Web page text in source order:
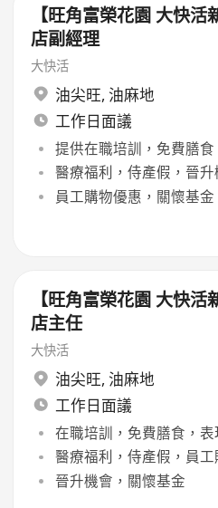
【旺角富榮花園 大快活
店副經理
大快活
油尖旺, 油麻地
工作日面議
提供在職培訓，免費膳
醫療福利，侍產假，晉升
員工購物優惠，關懷基金
【旺角富榮花園 大快活
店主任
大快活
油尖旺, 油麻地
工作日面議
在職培訓，免費膳食，表
醫療福利，侍產假，員
晉升機會，關懷基金